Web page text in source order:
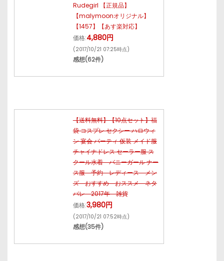
Rudegirl 【正規品】
【malymoonオリジナル】
【1457】【あす楽対応】
価格:4,880円
(2017/10/21 07:25時点)
感想(62件)
【送料無料】【10点セット】福
袋 コスプレ セクシー ハロウィ
ン 宴会 パーティ 仮装 メイド服
チャイナドレス セーラー服 ス
クール水着 バニーガール ナー
ス服 予約 レディース メン
ズ おすすめ おススメ ネタ
バレ 2017年 雑貨
価格:3,980円
(2017/10/21 07:52時点)
感想(35件)